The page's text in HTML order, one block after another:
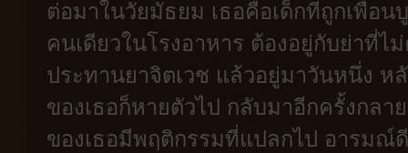
ต่อมาในวัยมัธยม เธอคือเด็กที่ถูกเพื่อ
คนเดียวในโรงอาหาร ต้องอยู่กับย่าที่
ประทานยาจิตเวช แล้วอยู่มาวันหนึ่ง ห
ของเธอก็หายตัวไป กลับมาอีกครั้งกลา
ของเธอมีพฤติกรรมที่แปลกไป อารมณ์